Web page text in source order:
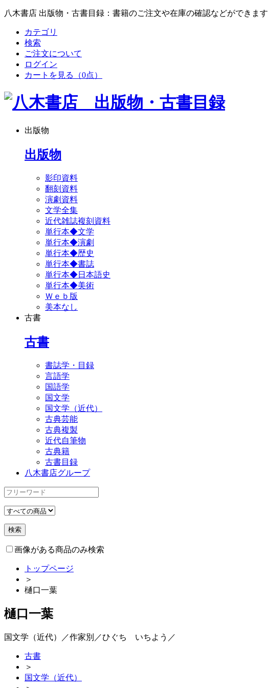
八木書店 出版物・古書目録：書籍のご注文や在庫の確認などができます
カテゴリ
検索
ご注文について
ログイン
カートを見る
（0点）
出版物
出版物
影印資料
翻刻資料
演劇資料
文学全集
近代雑誌複刻資料
単行本◆文学
単行本◆演劇
単行本◆歴史
単行本◆書誌
単行本◆日本語史
単行本◆美術
Ｗｅｂ版
美本なし
古書
古書
書誌学・目録
言語学
国語学
国文学
国文学（近代）
古典芸能
古典複製
近代自筆物
古典籍
古書目録
八木書店グループ
画像がある商品のみ検索
トップページ
＞
樋口一葉
樋口一葉
国文学（近代）／作家別／ひぐち いちよう／
古書
＞
国文学（近代）